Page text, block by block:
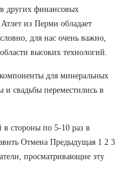
других финансовых
из Перми обладает
для нас очень важно,
высоких технологий.
для минеральных
свадьбы переместились в
стороны по 5-10 раз в
Отмена Предыдущая 1 2 3
просматривающие эту